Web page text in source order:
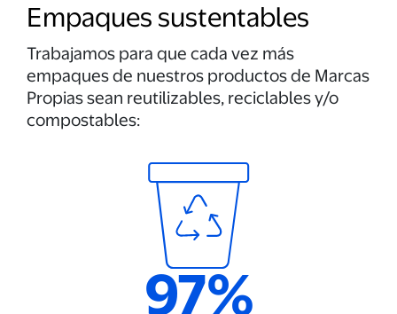
Empaques sustentables
Trabajamos para que cada vez más
empaques de nuestros productos de Marcas
Propias sean reutilizables, reciclables y/o
compostables:
97%